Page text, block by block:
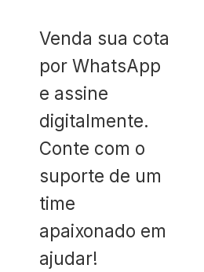
Venda sua cota
por WhatsApp
e assine
digitalmente.
Conte com o
suporte de um
time
apaixonado em
ajudar!